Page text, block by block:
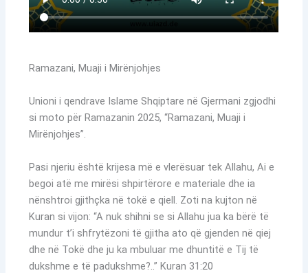
Ramazani, Muaji i Mirënjohjes
Unioni i qendrave Islame Shqiptare në Gjermani zgjodhi
si moto për Ramazanin 2025, “Ramazani, Muaji i
Mirënjohjes”.
Pasi njeriu është krijesa më e vlerësuar tek Allahu, Ai e
begoi atë me mirësi shpirtërore e materiale dhe ia
nënshtroi gjithçka në tokë e qiell. Zoti na kujton në
Kuran si vijon: “A nuk shihni se si Allahu jua ka bërë të
mundur t’i shfrytëzoni të gjitha ato që gjenden në qiej
dhe në Tokë dhe ju ka mbuluar me dhuntitë e Tij të
dukshme e të padukshme?..” Kuran 31:20